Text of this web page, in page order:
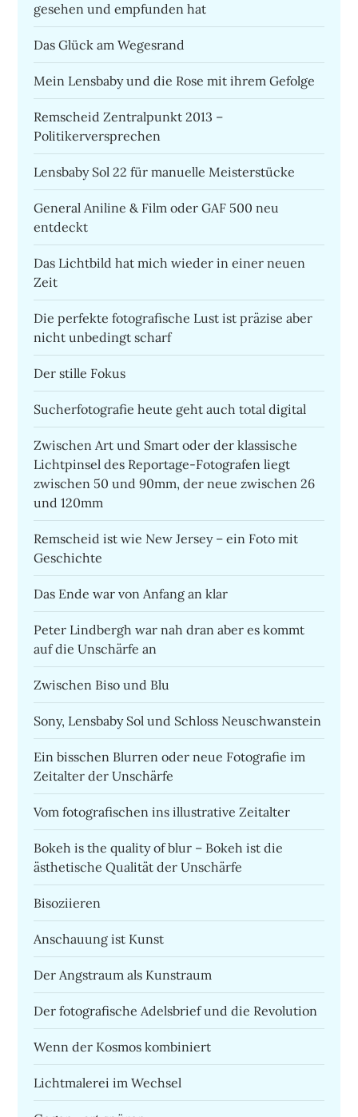
gesehen und empfunden hat
Das Glück am Wegesrand
Mein Lensbaby und die Rose mit ihrem Gefolge
Remscheid Zentralpunkt 2013 –
Politikerversprechen
Lensbaby Sol 22 für manuelle Meisterstücke
General Aniline & Film oder GAF 500 neu
entdeckt
Das Lichtbild hat mich wieder in einer neuen
Zeit
Die perfekte fotografische Lust ist präzise aber
nicht unbedingt scharf
Der stille Fokus
Sucherfotografie heute geht auch total digital
Zwischen Art und Smart oder der klassische
Lichtpinsel des Reportage-Fotografen liegt
zwischen 50 und 90mm, der neue zwischen 26
und 120mm
Remscheid ist wie New Jersey – ein Foto mit
Geschichte
Das Ende war von Anfang an klar
Peter Lindbergh war nah dran aber es kommt
auf die Unschärfe an
Zwischen Biso und Blu
Sony, Lensbaby Sol und Schloss Neuschwanstein
Ein bisschen Blurren oder neue Fotografie im
Zeitalter der Unschärfe
Vom fotografischen ins illustrative Zeitalter
Bokeh is the quality of blur – Bokeh ist die
ästhetische Qualität der Unschärfe
Bisoziieren
Anschauung ist Kunst
Der Angstraum als Kunstraum
Der fotografische Adelsbrief und die Revolution
Wenn der Kosmos kombiniert
Lichtmalerei im Wechsel